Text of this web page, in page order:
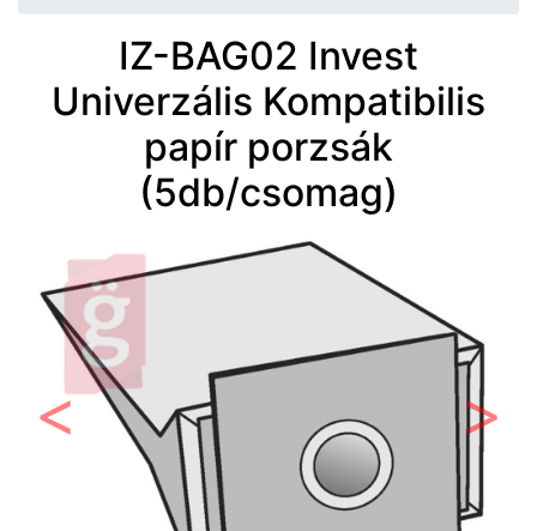
IZ-BAG02 Invest
Univerzális Kompatibilis
papír porzsák
(5db/csomag)
Előző